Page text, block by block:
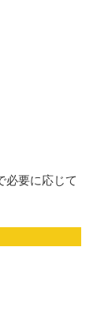
必要に応じて